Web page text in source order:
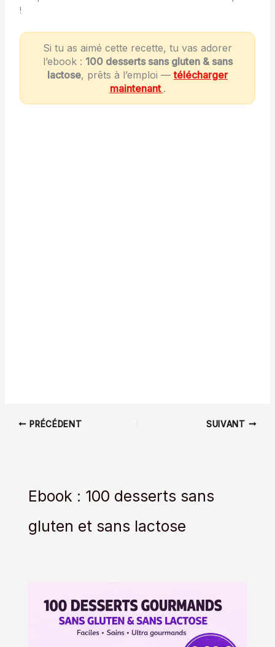
!
Si tu as aimé cette recette, tu vas adorer
l’ebook : 100 desserts sans gluten & sans
lactose, prêts à l’emploi —télécharger
maintenant .
PRÉCÉDENT SUIVANT
Ebook : 100 desserts sans
gluten et sans lactose